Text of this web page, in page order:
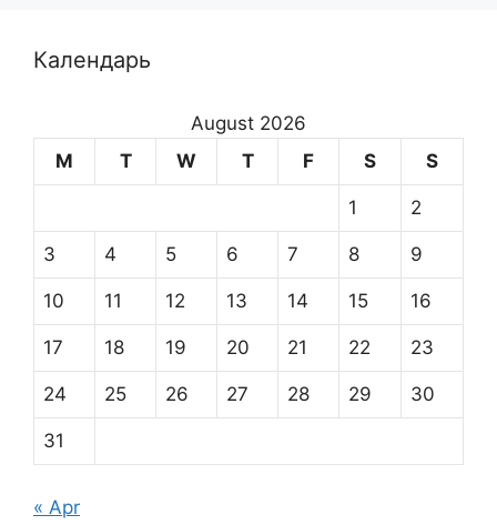
Календарь
August 2026
M
T W T F S S
1 2
3 4 5 6 7 8 9
10 11 12 13 14 15 16
17 18 19 20 21 22 23
24 25 26 27 28 29 30
31
« Apr